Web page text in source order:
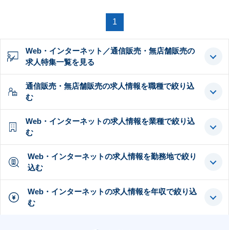
1
Web・インターネット／通信販売・無店舗販売の
求人特集一覧を見る
通信販売・無店舗販売の求人情報を職種で絞り込
む
Web・インターネットの求人情報を業種で絞り込
む
Web・インターネットの求人情報を勤務地で絞り
込む
Web・インターネットの求人情報を年収で絞り込
む